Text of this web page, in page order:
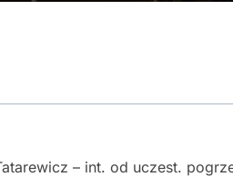
– int. od uczest.